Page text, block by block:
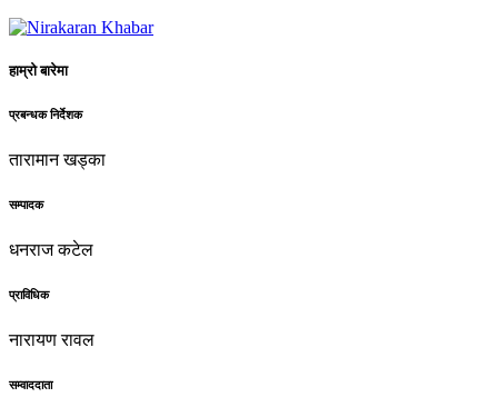
हाम्रो बारेमा
प्रबन्धक निर्देशक
तारामान खड्का
सम्पादक
धनराज कटेल
प्राविधिक
नारायण रावल
सम्वाददाता